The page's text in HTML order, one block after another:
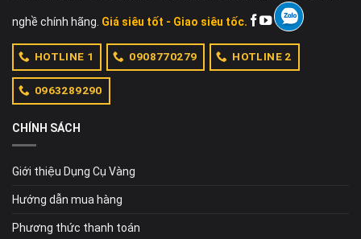
nghề chính hãng. Giá siêu tốt - Giao siêu tốc.
HOTLINE 1 0908770279 HOTLINE 2
0963289290
CHÍNH SÁCH
Giới thiệu Dụng Cụ Vàng
Hướng dẫn mua hàng
Phương thức thanh toán